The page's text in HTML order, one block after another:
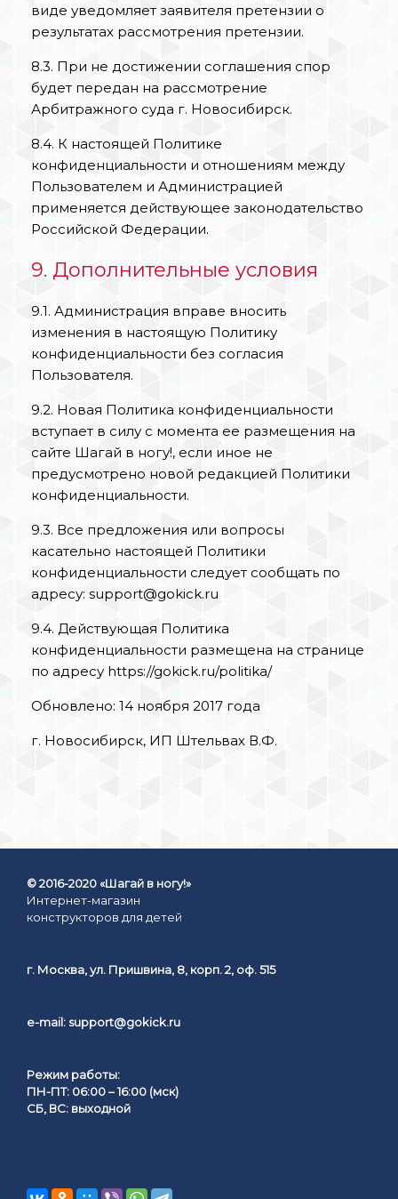
виде уведомляет заявителя претензии о
результатах рассмотрения претензии.
8.3. При не достижении соглашения спор
будет передан на рассмотрение
Арбитражного суда г. Новосибирск.
8.4. К настоящей Политике
конфиденциальности и отношениям между
Пользователем и Администрацией
применяется действующее законодательство
Российской Федерации.
9. Дополнительные условия
9.1. Администрация вправе вносить
изменения в настоящую Политику
конфиденциальности без согласия
Пользователя.
9.2. Новая Политика конфиденциальности
вступает в силу с момента ее размещения на
сайте Шагай в ногу!, если иное не
предусмотрено новой редакцией Политики
конфиденциальности.
9.3. Все предложения или вопросы
касательно настоящей Политики
конфиденциальности следует сообщать по
адресу: support@gokick.ru
9.4. Действующая Политика
конфиденциальности размещена на странице
по адресу https://gokick.ru/politika/
Обновлено: 14 ноября 2017 года
г. Новосибирск, ИП Штельвах В.Ф.
© 2016-2020 «Шагай в ногу!»
Интернет-магазин
конструкторов для детей
г. Москва, ул. Пришвина, 8, корп. 2, оф. 515
e-mail: support@gokick.ru
Режим работы:
ПН-ПТ: 06:00 – 16:00 (мск)
СБ, ВС: выходной